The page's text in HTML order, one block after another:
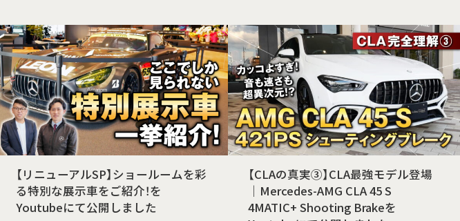
【リニューアルSP】ショールームを彩
る特別な展示車をご紹介！を
Youtubeにて公開しました
【CLAの真実③】CLA最強モデル登場
｜Mercedes-AMG CLA 45 S
4MATIC+ Shooting Brakeを